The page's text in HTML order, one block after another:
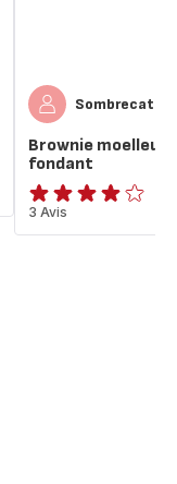
Sombrecat
Brownie
fondant
Avis
4
3 Avis